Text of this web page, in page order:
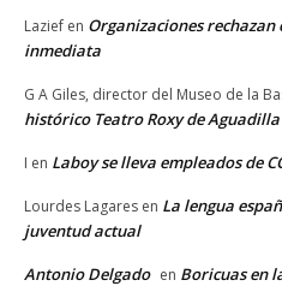
Lazief en Organizaciones rechazan
inmediata
G A Giles, director del Museo de la
histórico Teatro Roxy de Aguadilla
I en Laboy se lleva empleados de
Lourdes Lagares en La lengua
juventud actual
Antonio Delgado en Boricuas en